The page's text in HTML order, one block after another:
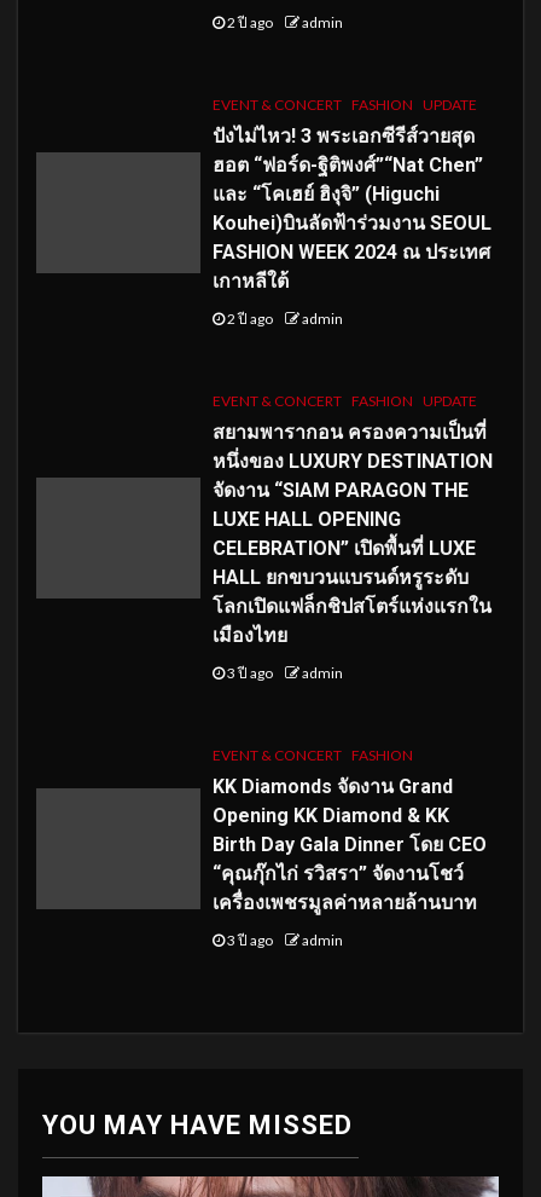
2 ปี ago admin
EVENT & CONCERT FASHION UPDATE
ปังไม่ไหว! 3 พระเอกซีรีส์วายสุด
ฮอต “ฟอร์ด-ฐิติพงศ์”“Nat Chen”
และ “โคเฮย์ ฮิงุจิ” (Higuchi
Kouhei)บินลัดฟ้าร่วมงาน SEOUL
FASHION WEEK 2024 ณ ประเทศ
เกาหลีใต้
2 ปี ago admin
EVENT & CONCERT FASHION UPDATE
สยามพารากอน ครองความเป็นที่
หนึ่งของ LUXURY DESTINATION
จัดงาน “SIAM PARAGON THE
LUXE HALL OPENING
CELEBRATION” เปิดพื้นที่ LUXE
HALL ยกขบวนแบรนด์หรูระดับ
โลกเปิดแฟล็กชิปสโตร์แห่งแรกใน
เมืองไทย
3 ปี ago admin
EVENT & CONCERT FASHION
KK Diamonds จัดงาน Grand
Opening KK Diamond & KK
Birth Day Gala Dinner โดย CEO
“คุณกุ๊กไก่ รวิสรา” จัดงานโชว์
เครื่องเพชรมูลค่าหลายล้านบาท
3 ปี ago admin
YOU MAY HAVE MISSED